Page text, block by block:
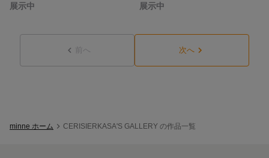
展示中
展示中
前へ 次へ
minne ホーム CERISIERKASA'S GALLERY の作品一覧